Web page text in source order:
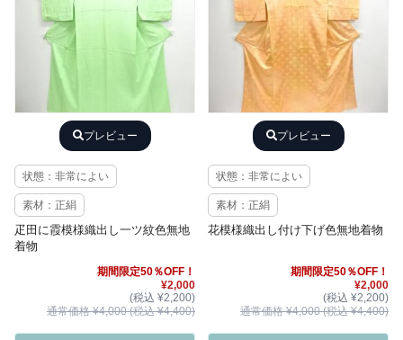
プレビュー
状態：非常によい
素材：正絹
疋田に霞模様織出し一ツ紋色無地
着物
期間限定50％OFF！
¥2,000
(税込 ¥2,200)
通常価格 ¥4,000 (税込 ¥4,400)
プレビュー
状態：非常によい
素材：正絹
花模様織出し付け下げ色無地着物
期間限定50％OFF！
¥2,000
(税込 ¥2,200)
通常価格 ¥4,000 (税込 ¥4,400)